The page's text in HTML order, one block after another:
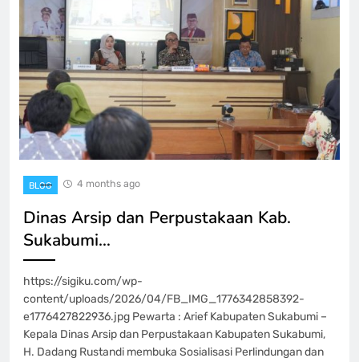
BLOG 4 months ago
Dinas Arsip dan Perpustakaan Kab.
Sukabumi…
https://sigiku.com/wp-
content/uploads/2026/04/FB_IMG_1776342858392-
e1776427822936.jpg Pewarta : Arief Kabupaten Sukabumi –
Kepala Dinas Arsip dan Perpustakaan Kabupaten Sukabumi,
H. Dadang Rustandi membuka Sosialisasi Perlindungan dan